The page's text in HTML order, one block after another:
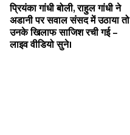
प्रियंका गांधी बोली, राहुल गांधी ने
अडानी पर सवाल संसद में उठाया तो
उनके खिलाफ साजिश रची गई –
लाइव वीडियो सुने।